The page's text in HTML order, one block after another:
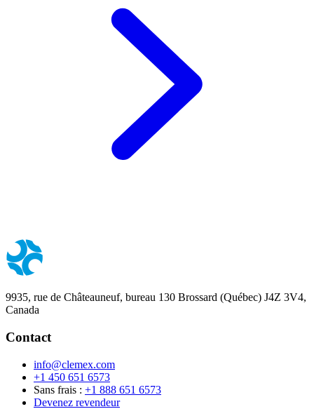
9935, rue de Châteauneuf, bureau 130 Brossard (Québec) J4Z 3V4,
Canada
Contact
info@clemex.com
+1 450 651 6573
Sans frais : +1 888 651 6573
Devenez revendeur